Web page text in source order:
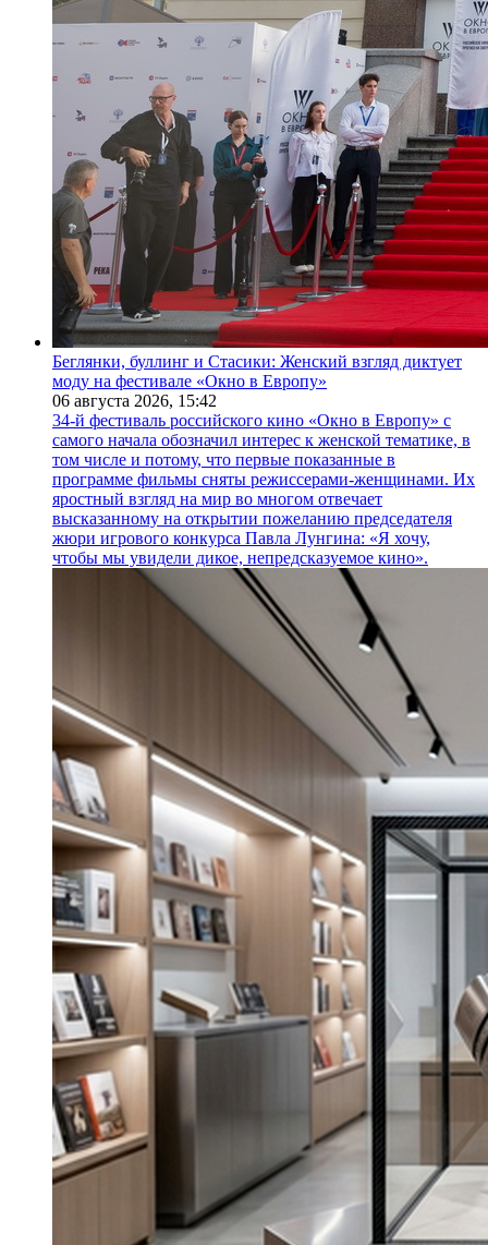
Беглянки, буллинг и Стасики: Женский взгляд диктует
моду на фестивале «Окно в Европу»
06 августа 2026, 15:42
34-й фестиваль российского кино «Окно в Европу» с
самого начала обозначил интерес к женской тематике, в
том числе и потому, что первые показанные в
программе фильмы сняты режиссерами-женщинами. Их
яростный взгляд на мир во многом отвечает
высказанному на открытии пожеланию председателя
жюри игрового конкурса Павла Лунгина: «Я хочу,
чтобы мы увидели дикое, непредсказуемое кино».